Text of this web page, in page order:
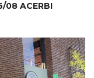
08 ACERBI